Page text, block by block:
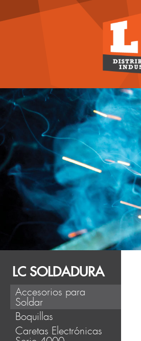
LC SOLDADURA
Accesorios para
Soldar
Boquillas
Caretas Electrónicas